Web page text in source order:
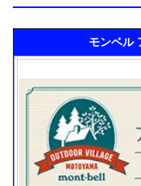
モンベル